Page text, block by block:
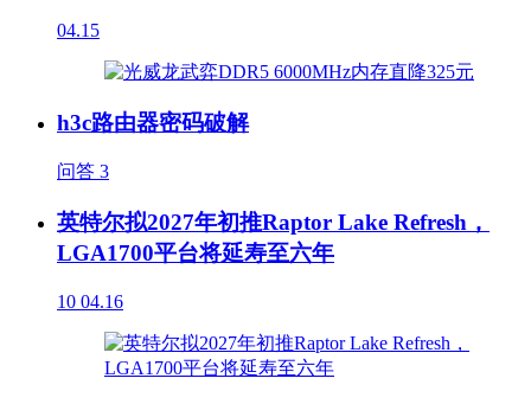
04.15
h3c路由器密码破解
问答 3
英特尔拟2027年初推Raptor Lake Refresh，
LGA1700平台将延寿至六年
10 04.16